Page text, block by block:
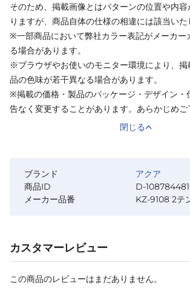
そのため、掲載画像とはパターンの位置や内
りますが、商品自体の仕様の相違には該当いた
※一部商品において弊社カラー表記がメーカー
る場合があります。
※ブラウザやお使いのモニター環境により、
品の色味が若干異なる場合があります。
※掲載の価格・製品のパッケージ・デザイン・
告なく変更することがあります。あらかじめご
閉じる
ブランド
アクア
商品ID
D-
メーカー品番
KZ-9108 2テ
カスタマーレビュー
この商品のレビューはまだありません。